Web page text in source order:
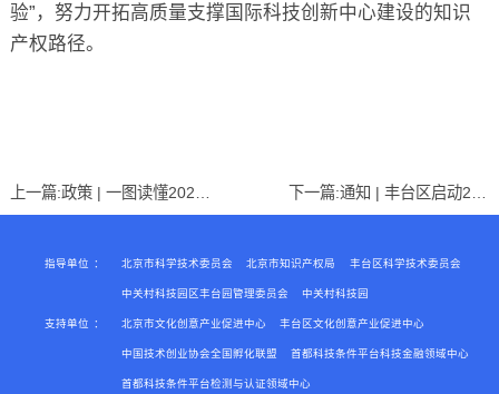
验”，努力开拓高质量支撑国际科技创新中心建设的知识
产权路径。
上一篇: 下一篇:
指导单位 ： 北京市科学技术委员会 北京市知识产权局 丰台区科学技术委员会
中关村科技园区丰台园管理委员会 中关村科技园
支持单位 ： 北京市文化创意产业促进中心 丰台区文化创意产业促进中心
中国技术创业协会全国孵化联盟 首都科技条件平台科技金融领域中心
首都科技条件平台检测与认证领域中心